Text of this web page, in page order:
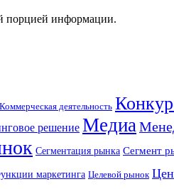
порцией информации.
Коммерческая деятельность
решение Медиа
Сегментация рынка Сегмент
маркетинга Целевой рынок